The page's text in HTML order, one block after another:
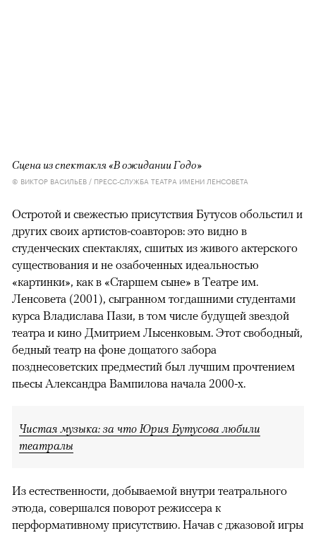
Сцена из спектакля «В ожидании Годо»
© ВИКТОР ВАСИЛЬЕВ / ПРЕСС-СЛУЖБА ТЕАТРА ИМЕНИ ЛЕНСОВЕТА
Остротой и свежестью присутствия Бутусов обольстил и
других своих артистов-соавторов: это видно в
студенческих спектаклях, сшитых из живого актерского
существования и не озабоченных идеальностью
«картинки», как в «Старшем сыне» в Театре им.
Ленсовета (2001), сыгранном тогдашними студентами
курса Владислава Пази, в том числе будущей звездой
театра и кино Дмитрием Лысенковым. Этот свободный,
бедный театр на фоне дощатого забора
позднесоветских предместий был лучшим прочтением
пьесы Александра Вампилова начала 2000-х.
Чистая музыка: за что Юрия Бутусова любили
театралы
Из естественности, добываемой внутри театрального
этюда, совершался поворот режиссера к
перформативному присутствию. Начав с джазовой игры